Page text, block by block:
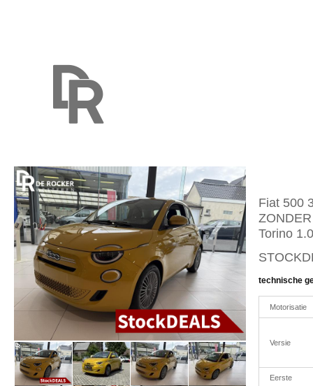
Fiat 500
Torino
technische
Motorisatie
Versie
Eerste